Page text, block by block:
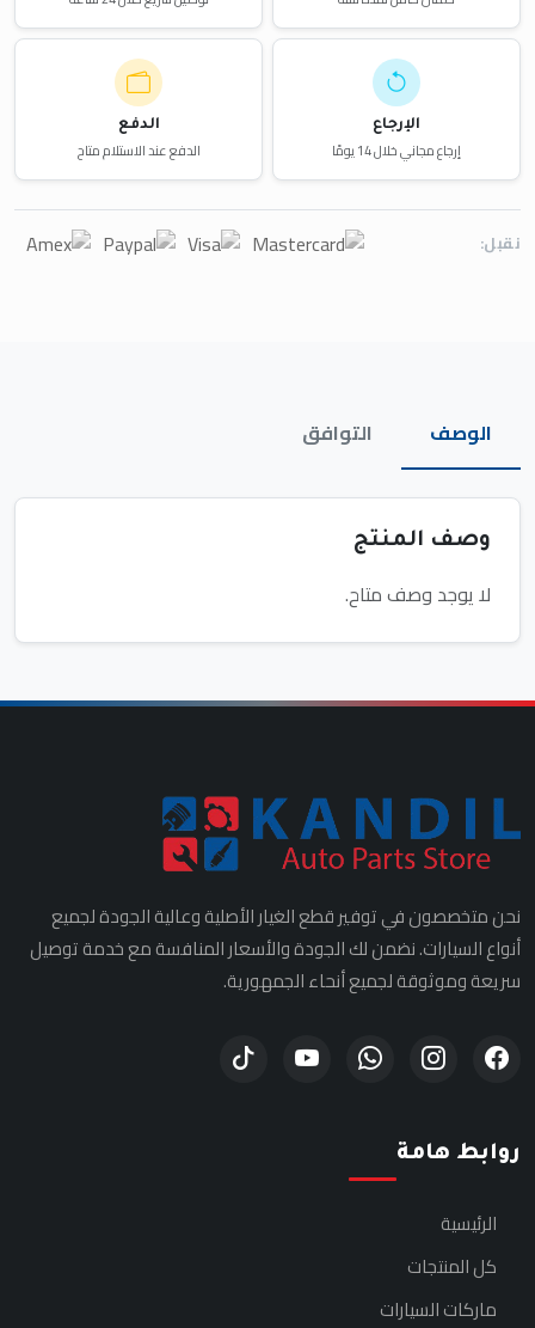
الإرجاع
إرجاع مجاني خلال 14 يومًا
الدفع
الدفع عند الاستلام متاح
نقبل:
الوصف التوافق
وصف المنتج
لا يوجد وصف متاح.
نحن متخصصون في توفير قطع الغيار الأصلية وعالية الجودة لجميع
أنواع السيارات. نضمن لك الجودة والأسعار المنافسة مع خدمة توصيل
سريعة وموثوقة لجميع أنحاء الجمهورية.
روابط هامة
الرئيسية
كل المنتجات
ماركات السيارات